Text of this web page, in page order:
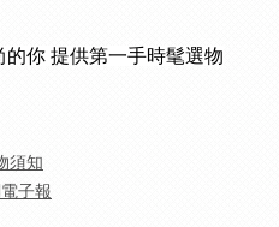
你 提供第一手時髦選物
須知
子報